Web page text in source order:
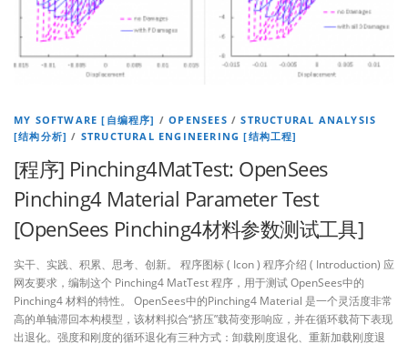
MY SOFTWARE [自编程序] /OPENSEES /STRUCTURAL ANALYSIS
[结构分析] / STRUCTURAL ENGINEERING [结构工程]
[程序] Pinching4MatTest: OpenSees
Pinching4 Material Parameter Test
[OpenSees Pinching4材料参数测试工具]
实干、实践、积累、思考、创新。 程序图标 ( Icon ) 程序介绍 ( Introduction) 应
网友要求，编制这个 Pinching4 MatTest 程序，用于测试 OpenSees中的
Pinching4 材料的特性。 OpenSees中的Pinching4 Material 是一个灵活度非常
高的单轴滞回本构模型，该材料拟合“挤压”载荷变形响应，并在循环载荷下表现
出退化。强度和刚度的循环退化有三种方式：卸载刚度退化、重新加载刚度退